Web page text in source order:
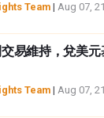
Team | Aug 07,
易維持，兌美
Team | Aug 07,